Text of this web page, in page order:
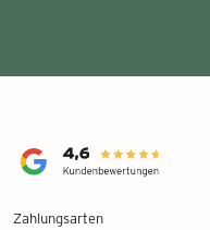
Zahlungsarten